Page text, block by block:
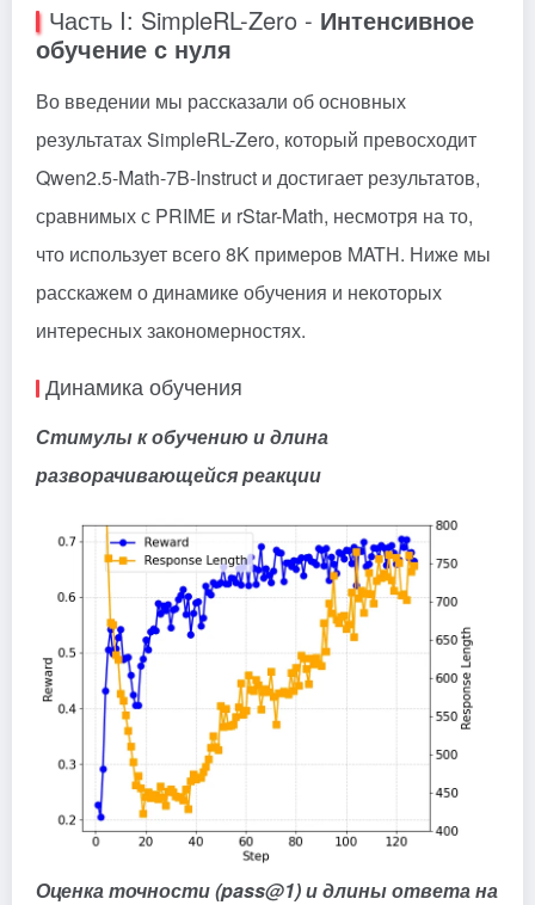
Часть I: SimpleRL-Zero - Интенсивное
обучение с нуля
Во введении мы рассказали об основных
результатах SimpleRL-Zero, который превосходит
Qwen2.5-Math-7B-Instruct и достигает результатов,
сравнимых с PRIME и rStar-Math, несмотря на то,
что использует всего 8K примеров MATH. Ниже мы
расскажем о динамике обучения и некоторых
интересных закономерностях.
Динамика обучения
Стимулы к обучению и длина
разворачивающейся реакции
Оценка точности (pass@1) и длины ответа на